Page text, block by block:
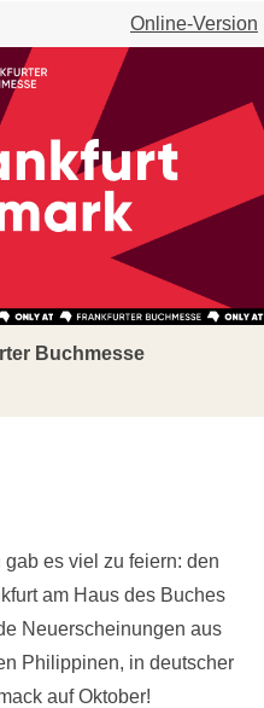
Online-Version
Buchmesse
es viel zu feiern: den
am Haus des Buches
Neuerscheinungen aus
Philippinen, in deutscher
auf Oktober!